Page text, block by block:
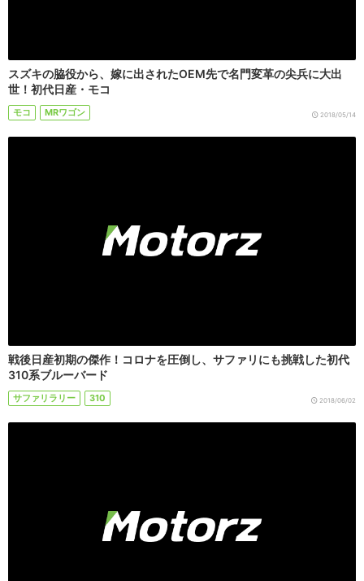
スズキの脇役から、嫁に出されたOEM先で名門変革の尖兵に大出
世！初代日産・モコ
モコ MRワゴン 2018/05/14
戦後日産初期の傑作！コロナを圧倒し、サファリにも挑戦した初代
310系ブルーバード
サファリラリー 310 2018/06/02